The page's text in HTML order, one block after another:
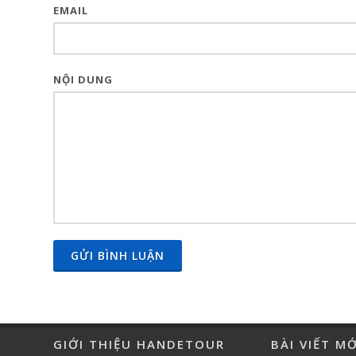
EMAIL
NỘI DUNG
GỬI BÌNH LUẬN
GIỚI THIỆU HANDETOUR BÀI VIẾT